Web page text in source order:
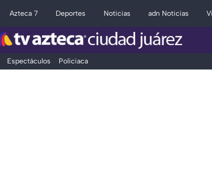
Azteca 7 Deportes Noticias adn Noticias
Espectáculos Policiaca